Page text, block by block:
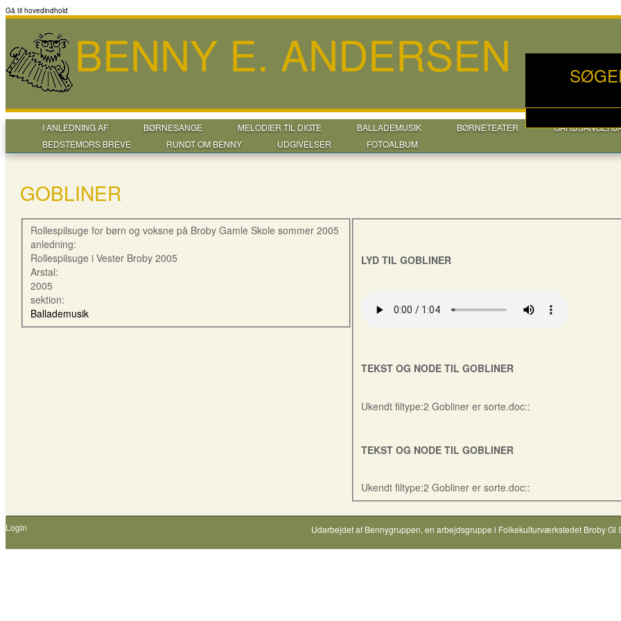
Gå til hovedindhold
BENNY E. ANDERSEN
I ANLEDNING AF BØRNESANGE MELODIER TIL DIGTE BALLADEMUSIK BØRNETEATER
BEDSTEMORS BREVE
RUNDT OM BENNY UDGIVELSER FOTOALBUM
GOBLINER
Rollespilsuge for børn og voksne på Broby Gamle Skole sommer 2005
anledning:
Rollespilsuge i Vester Broby 2005
Arstal:
2005
sektion:
Ballademusik
LYD TIL GOBLINER
TEKST OG NODE TIL GOBLINER
Ukendt filtype:2 Gobliner er sorte.doc::
TEKST OG NODE TIL GOBLINER
Ukendt filtype:2 Gobliner er sorte.doc::
Login Udarbejdet af Bennygruppen, en arbejdsgruppe i Folkekulturværkstedet Broby Gl